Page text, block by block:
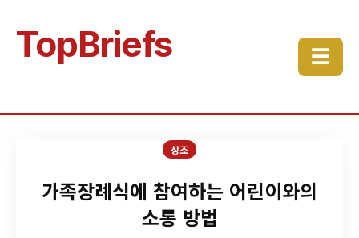
TopBriefs ☰
상조
가족장례식에 참여하는 어린이와의
소통 방법